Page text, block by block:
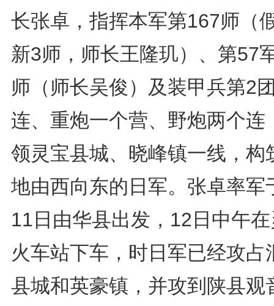
长张卓，指挥本军第167师（
新3师，师长王隆玑）、第57
师（师长吴俊）及装甲兵第2
连、重炮一个营、野炮两个连
领灵宝县城、晓峰镇一线，构
地由西向东的日军。张卓率军
11日由华县出发，12日中午
火车站下车，时日军已经攻占
县城和英豪镇，并攻到陕县观